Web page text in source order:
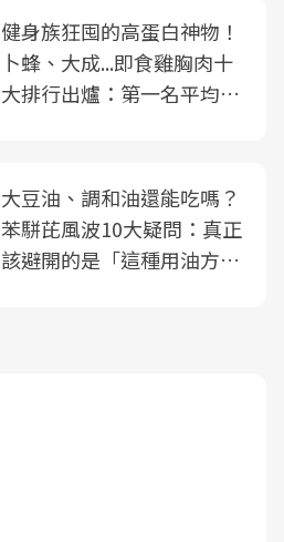
健身族狂囤的高蛋白神物！
卜蜂、大成...即食雞胸肉十
大排行出爐：第一名平均一
大豆油、調和油還能吃嗎？
苯駢芘風波10大疑問：真正
該避開的是「這種用油方